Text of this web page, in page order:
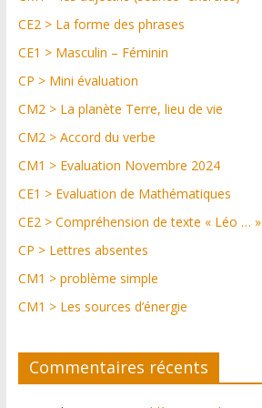
CE2 > La forme des phrases
CE1 > Masculin – Féminin
CP > Mini évaluation
CM2 > La planète Terre, lieu de vie
CM2 > Accord du verbe
CM1 > Evaluation Novembre 2024
CE1 > Evaluation de Mathématiques
CE2 > Compréhension de texte « Léo … »
CP > Lettres absentes
CM1 > problème simple
CM1 > Les sources d’énergie
Commentaires récents